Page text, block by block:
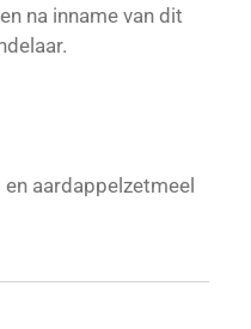
na inname van dit
aardappelzetmeel